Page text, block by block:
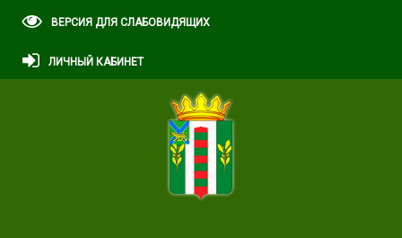
ВЕРСИЯ ДЛЯ СЛАБОВИДЯЩИХ
ЛИЧНЫЙ КАБИНЕТ